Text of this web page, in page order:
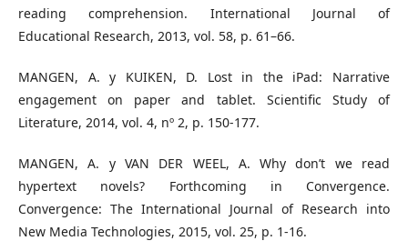
reading comprehension. International Journal of
Educational Research, 2013, vol. 58, p. 61–66.
MANGEN, A. y KUIKEN, D. Lost in the iPad: Narrative
engagement on paper and tablet. Scientific Study of
Literature, 2014, vol. 4, nº 2, p. 150-177.
MANGEN, A. y VAN DER WEEL, A. Why don’t we read
hypertext novels? Forthcoming in Convergence.
Convergence: The International Journal of Research into
New Media Technologies, 2015, vol. 25, p. 1-16.